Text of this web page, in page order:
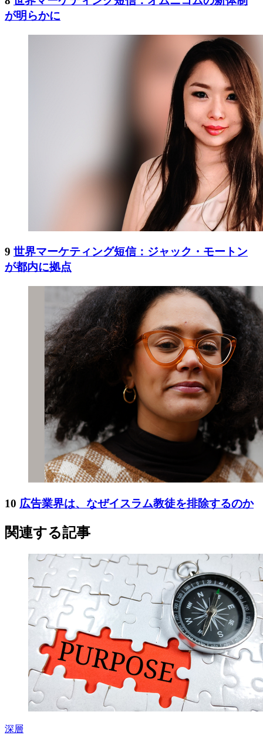
が明らかに
9 世界マーケティング短信：ジャック・モートン
が都内に拠点
10 広告業界は、なぜイスラム教徒を排除するのか
関連する記事
深層